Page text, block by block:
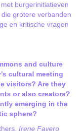
burgerinitiatieven
grotere verbanden
en kritische vragen
and culture
cultural meeting
visitors? Are they
or also creators?
emerging in the
sphere?
Irene Favero